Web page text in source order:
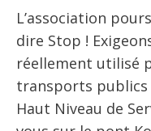
L’association
dire Stop !
réellement utilisé
transports publics
Haut Niveau de